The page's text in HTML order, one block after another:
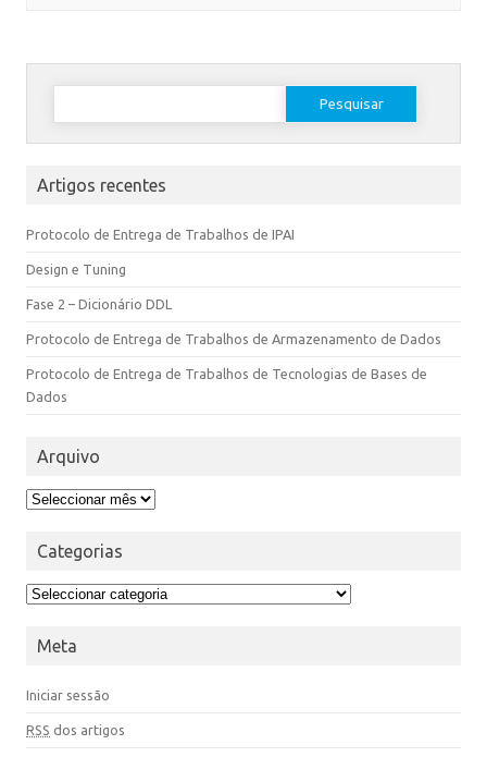
Artigos recentes
Protocolo de Entrega de Trabalhos de IPAI
Design e Tuning
Fase 2 – Dicionário DDL
Protocolo de Entrega de Trabalhos de Armazenamento de Dados
Protocolo de Entrega de Trabalhos de Tecnologias de Bases de
Dados
Arquivo
Categorias
Meta
Iniciar sessão
RSS dos artigos